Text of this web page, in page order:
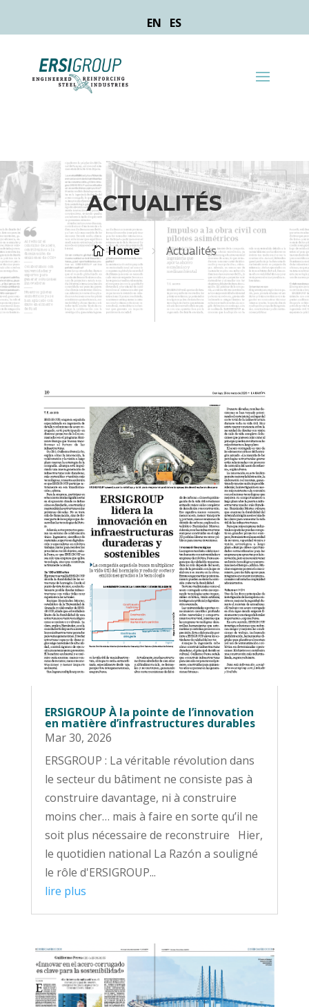
EN ES
ACTUALITÉS
 Home 5 Actualités
ERSIGROUP À la pointe de l’innovation
en matière d’infrastructures durables
Mar 30, 2026
ERSGROUP : La véritable révolution dans
le secteur du bâtiment ne consiste pas à
construire davantage, ni à construire
moins cher… mais à faire en sorte qu’il ne
soit plus nécessaire de reconstruire Hier,
le quotidien national La Razón a souligné
le rôle d'ERSIGROUP...
lire plus